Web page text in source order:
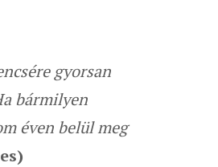
gyorsan
bármilyen
éven belül meg